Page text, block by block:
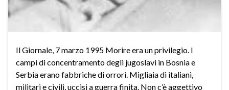
Il Giornale, 7 marzo 1995 Morire era un privilegio. I
campi di concentramento degli jugoslavi in Bosnia e
Serbia erano fabbriche di orrori. Migliaia di italiani,
militari e civili, uccisi a guerra finita. Non c’è aggettivo